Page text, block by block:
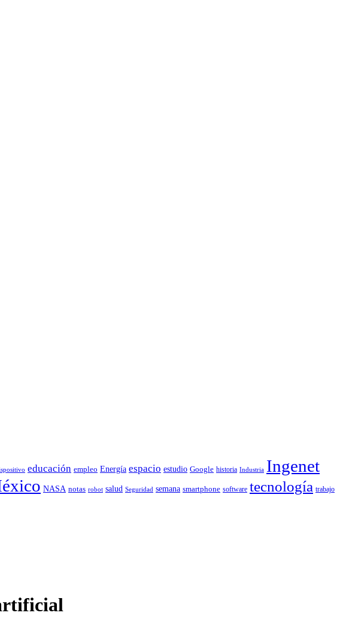
educación empleo Energía espacio estudio Google historia Industria Ingenet
NASA notas robot salud Seguridad semana smartphone software tecnología trabajo